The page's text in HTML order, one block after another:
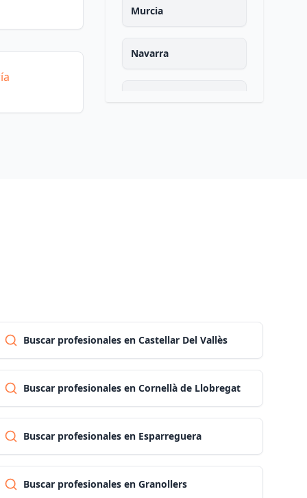
Murcia
Navarra
Cantabria
Segovia
Sevilla
Buscar profesionales en Castellar Del Vallès
Buscar profesionales en Cornellà de Llobregat
Buscar profesionales en Esparreguera
Buscar profesionales en Granollers